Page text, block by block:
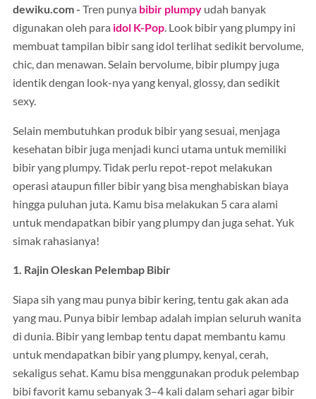
dewiku.com - Tren punya bibir plumpy udah banyak
digunakan oleh para idol K-Pop. Look bibir yang plumpy ini
membuat tampilan bibir sang idol terlihat sedikit bervolume,
chic, dan menawan. Selain bervolume, bibir plumpy juga
identik dengan look-nya yang kenyal, glossy, dan sedikit
sexy.
Selain membutuhkan produk bibir yang sesuai, menjaga
kesehatan bibir juga menjadi kunci utama untuk memiliki
bibir yang plumpy. Tidak perlu repot-repot melakukan
operasi ataupun filler bibir yang bisa menghabiskan biaya
hingga puluhan juta. Kamu bisa melakukan 5 cara alami
untuk mendapatkan bibir yang plumpy dan juga sehat. Yuk
simak rahasianya!
1. Rajin Oleskan Pelembap Bibir
Siapa sih yang mau punya bibir kering, tentu gak akan ada
yang mau. Punya bibir lembap adalah impian seluruh wanita
di dunia. Bibir yang lembap tentu dapat membantu kamu
untuk mendapatkan bibir yang plumpy, kenyal, cerah,
sekaligus sehat. Kamu bisa menggunakan produk pelembap
bibi favorit kamu sebanyak 3–4 kali dalam sehari agar bibir